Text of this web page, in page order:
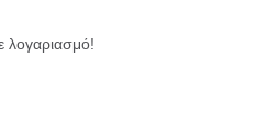
λογαριασμό!